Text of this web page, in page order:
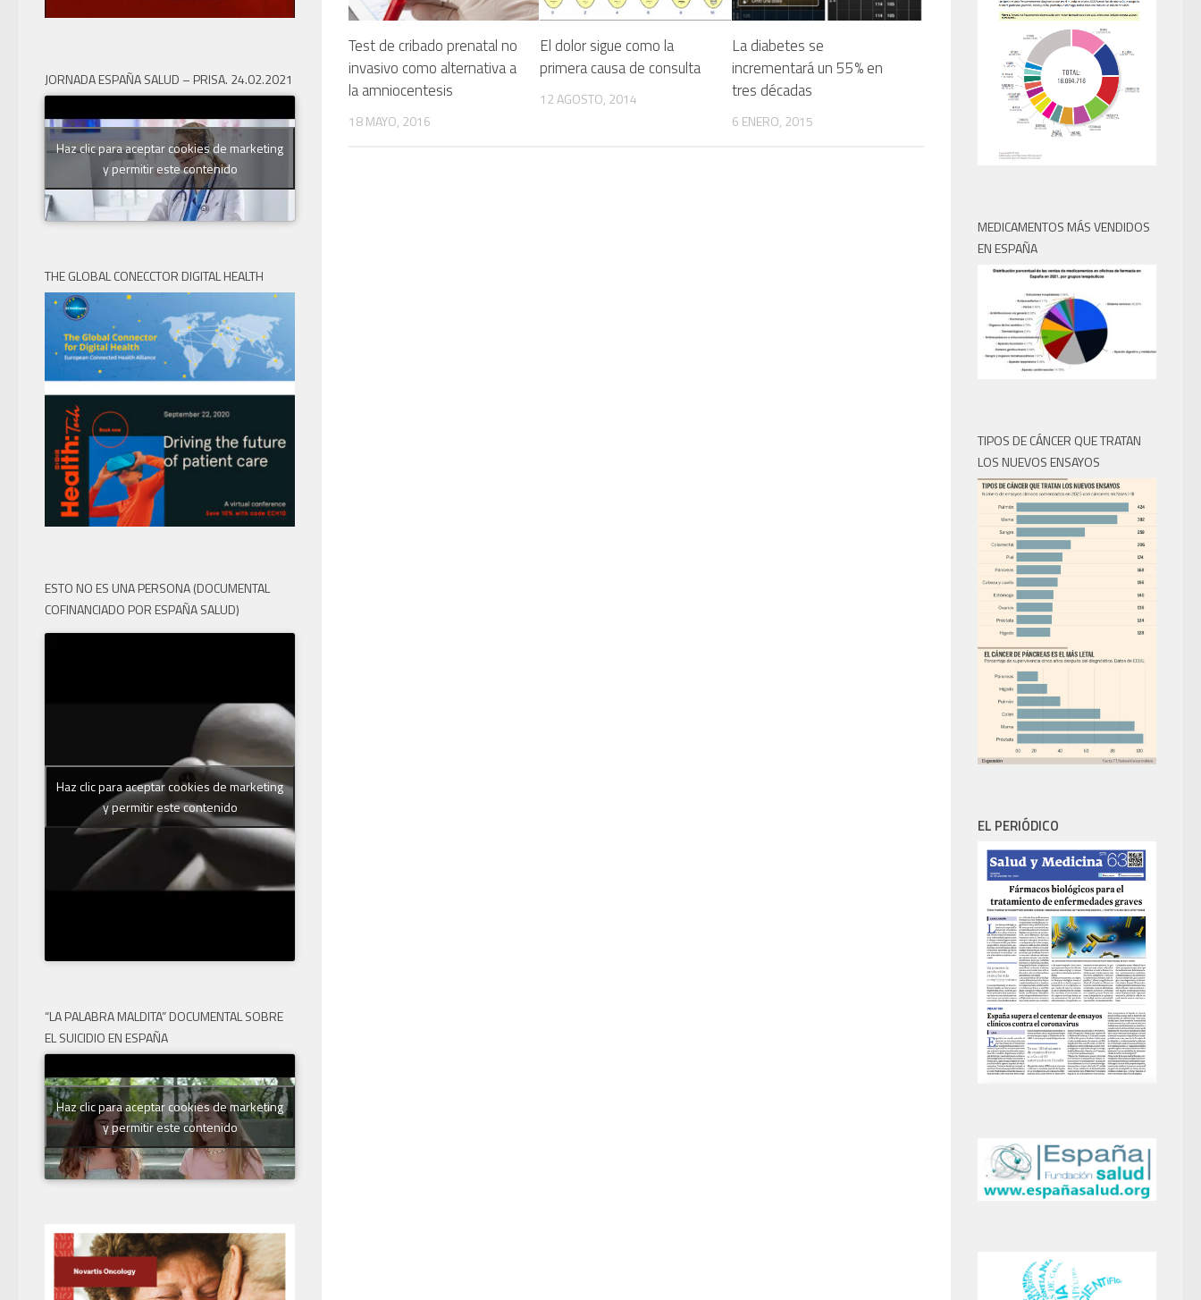
Test de cribado prenatal no
invasivo como alternativa a
la amniocentesis
18 MAYO, 2016
El dolor sigue como la
primera causa de consulta
12 AGOSTO, 2014
La diabetes se
incrementará un 55% en
tres décadas
6 ENERO, 2015
JORNADA ESPAÑA SALUD – PRISA. 24.02.2021
Haz clic para aceptar cookies de marketing
y permitir este contenido
THE GLOBAL CONECCTOR DIGITAL HEALTH
ESTO NO ES UNA PERSONA (DOCUMENTAL
COFINANCIADO POR ESPAÑA SALUD)
Haz clic para aceptar cookies de marketing
y permitir este contenido
“LA PALABRA MALDITA” DOCUMENTAL SOBRE
EL SUICIDIO EN ESPAÑA
Haz clic para aceptar cookies de marketing
y permitir este contenido
MEDICAMENTOS MÁS VENDIDOS
EN ESPAÑA
TIPOS DE CÁNCER QUE TRATAN
LOS NUEVOS ENSAYOS
EL PERIÓDICO